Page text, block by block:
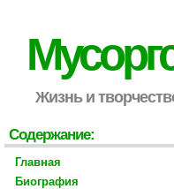
Жизнь и
Содержание:
Главная
Биография